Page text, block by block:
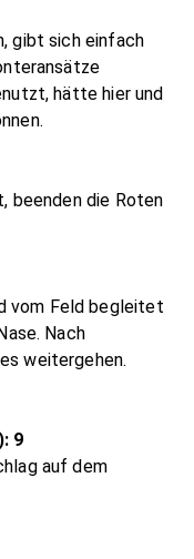
gibt sich einfach
hätte hier und
beenden die Roten
vom Feld begleitet
Nach
weitergehen.
9
auf dem